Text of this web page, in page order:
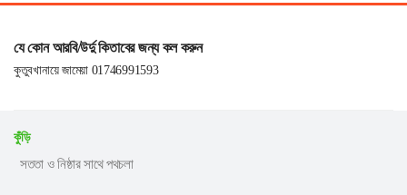
যে কোন আরবি/উর্দু কিতাবের জন্য কল করুন
কুতুবখানায়ে জামেয়া 01746991593
কুঁড়ি
সততা ও নিষ্ঠার সাথে পথচলা